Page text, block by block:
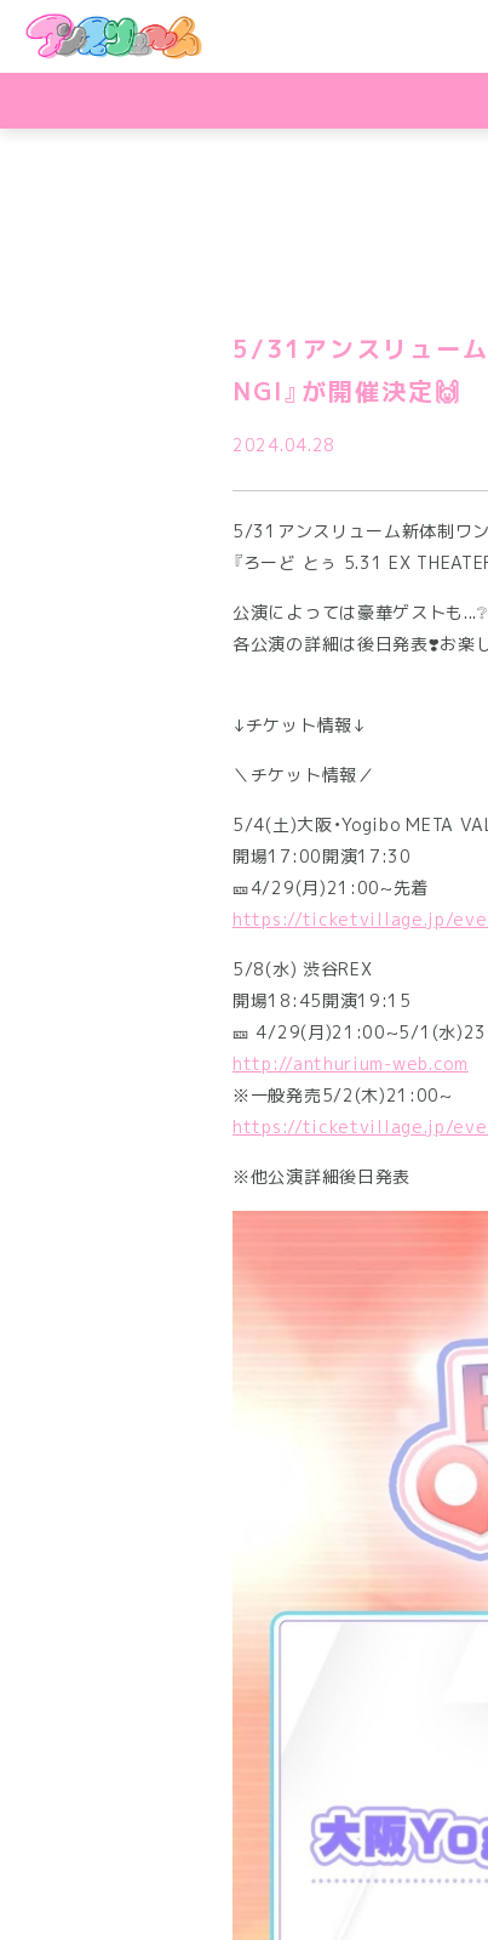
5/31アンスリュー
NGI』が開催決定🙌
2024.04.28
5/31アンスリューム新体制ワ
『ろーど とぅ 5.31 EX
公演によっては豪華ゲストも
各公演の詳細は後日発表❣️お楽
↓チケット情報↓
＼チケット情報／
5/4(土)大阪・Yogibo META
開場17:00開演17:30
🎫4/29(月)21:00~先着
https://ticketvillage.jp/
5/8(水) 渋谷REX
開場18:45開演19:15
🎫 4/29(月)21:00~5/1(水
http://anthurium-web.com
※一般発売5/2(木)21:00~
https://ticketvillage.jp/
※他公演詳細後日発表